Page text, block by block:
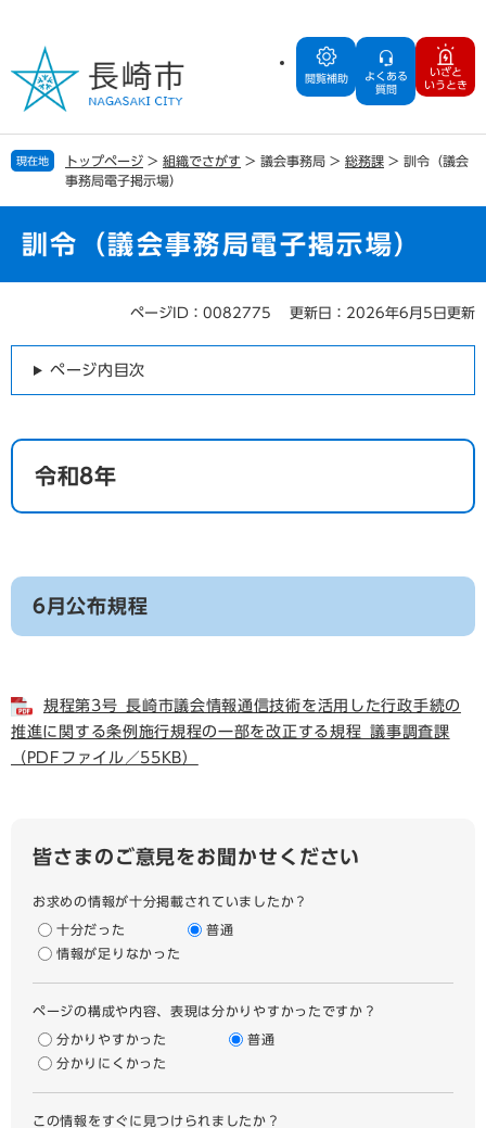
の
で
す
ー
ば
し
閲覧補助
よくある
質問
いざと
いうとき
現在地 トップページ > 組織でさがす > 議会事務局 > 総務課 > 訓令（議会
事務局電子掲示場）
訓令（議会事務局電子掲示場）
ページID：0082775 更新日：2026年6月5日更新
ページ内目次
令和8年
6月公布規程
規程第3号_長崎市議会情報通信技術を活用した行政手続の
推進に関する条例施行規程の一部を改正する規程_議事調査課
（PDFファイル／55KB）
皆さまのご意見をお聞かせください
お求めの情報が十分掲載されていましたか？
十分だった
普通
情報が足りなかった
ページの構成や内容、表現は分かりやすかったですか？
分かりやすかった
普通
分かりにくかった
この情報をすぐに見つけられましたか？